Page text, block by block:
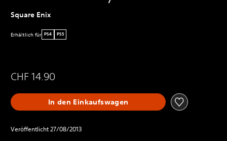
Square Enix
Erhältlich für PS4 PS5
CHF 14.90
In den Einkaufswagen
Veröffentlicht 27/08/2013